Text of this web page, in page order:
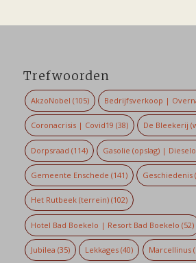
Trefwoorden
AkzoNobel (105) Bedrijfsverkoop |
Coronacrisis | Covid19 (38) De Bleekerij
Dorpsraad (114) Gasolie (opslag) |
Gemeente Enschede (141) Geschiedenis
Het Rutbeek (terrein)(102)
Hotel Bad Boekelo | Resort Bad Boekelo (52)
Jubilea (35) Lekkages (40) Marcellinus